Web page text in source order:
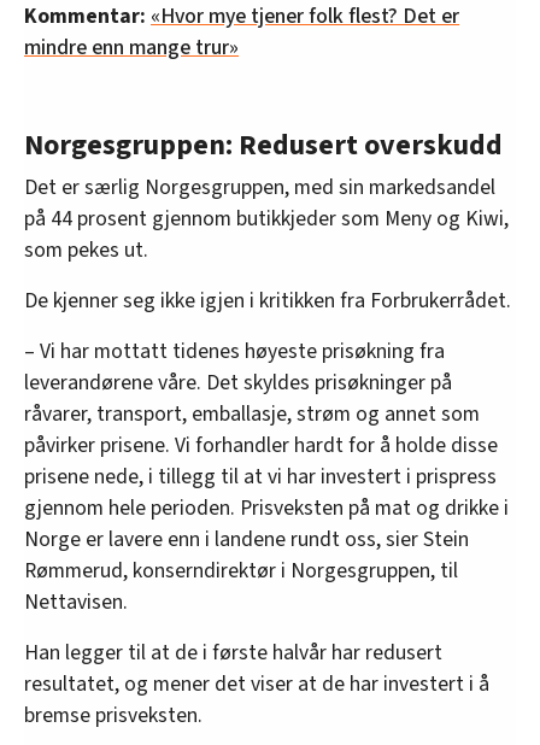
Kommentar: «Hvor mye tjener folk flest? Det er
mindre enn mange trur»
Norgesgruppen: Redusert overskudd
Det er særlig Norgesgruppen, med sin markedsandel
på 44 prosent gjennom butikkjeder som Meny og Kiwi,
som pekes ut.
De kjenner seg ikke igjen i kritikken fra Forbrukerrådet.
– Vi har mottatt tidenes høyeste prisøkning fra
leverandørene våre. Det skyldes prisøkninger på
råvarer, transport, emballasje, strøm og annet som
påvirker prisene. Vi forhandler hardt for å holde disse
prisene nede, i tillegg til at vi har investert i prispress
gjennom hele perioden. Prisveksten på mat og drikke i
Norge er lavere enn i landene rundt oss, sier Stein
Rømmerud, konserndirektør i Norgesgruppen, til
Nettavisen.
Han legger til at de i første halvår har redusert
resultatet, og mener det viser at de har investert i å
bremse prisveksten.